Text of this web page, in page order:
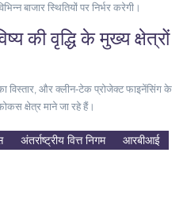
बाजार स्थितियों पर निर्भर करेगी।
की वृद्धि के मुख्य क्षेत्रों
विस्तार, और क्लीन‑टेक प्रोजेक्ट फाइनेंसिंग के
क्षेत्र माने जा रहे हैं।
अंतर्राष्ट्रीय वित्त निगम
आरबीआई